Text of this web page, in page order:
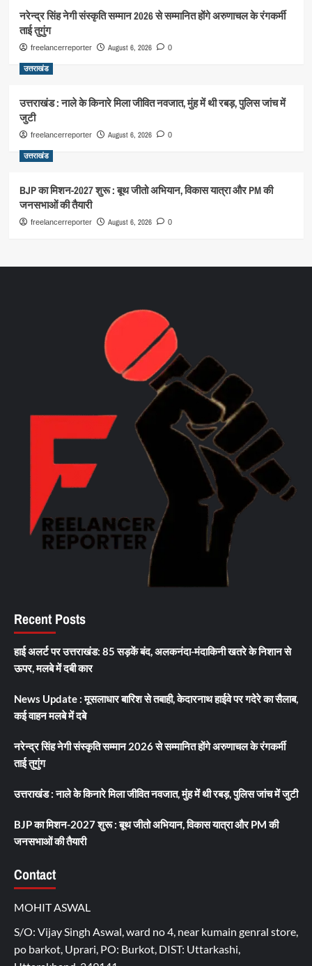
नरेन्द्र सिंह नेगी संस्कृति सम्मान 2026 से सम्मानित होंगे अरुणाचल के रंगकर्मी
ताई तुगुंग
freelancerreporter August 6, 2026 0
उत्तराखंड
उत्तराखंड : नाले के किनारे मिला जीवित नवजात, मुंह में थी रबड़, पुलिस जांच में
जुटी
freelancerreporter August 6, 2026 0
उत्तराखंड
BJP का मिशन-2027 शुरू : बूथ जीतो अभियान, विकास यात्रा और PM की
जनसभाओं की तैयारी
freelancerreporter August 6, 2026 0
Recent Posts
हाई अलर्ट पर उत्तराखंड: 85 सड़कें बंद, अलकनंदा-मंदाकिनी खतरे के निशान से
ऊपर, मलबे में दबी कार
News Update : मूसलाधार बारिश से तबाही, केदारनाथ हाईवे पर गदेरे का सैलाब,
कई वाहन मलबे में दबे
नरेन्द्र सिंह नेगी संस्कृति सम्मान 2026 से सम्मानित होंगे अरुणाचल के रंगकर्मी
ताई तुगुंग
उत्तराखंड : नाले के किनारे मिला जीवित नवजात, मुंह में थी रबड़, पुलिस जांच में जुटी
BJP का मिशन-2027 शुरू : बूथ जीतो अभियान, विकास यात्रा और PM की
जनसभाओं की तैयारी
Contact
MOHIT ASWAL
S/O: Vijay Singh Aswal, ward no 4, near kumain genral store,
po barkot, Uprari, PO: Burkot, DIST: Uttarkashi,